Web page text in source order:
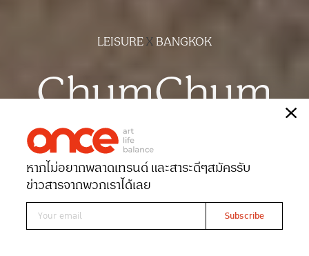
LEISUREXBANGKOK
ChumChum
เรื่อง เบญญาภา ขวัญเมือง
ภาพฉัตรชัย มาตยภูธร
Date 21-09-2022Views 7598
หากไม่อยากพลาดเทรนด์ และสาระดีๆสมัครรับ
ข่าวสารจากพวกเราได้เลย